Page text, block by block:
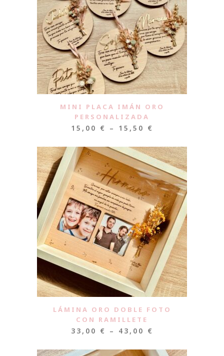
MINI PLACA IMÁN ORO
PERSONALIZADA
15,00 € – 15,50 €
LÁMINA ORO DOBLE FOTO
CON RAMILLETE
33,00 € – 43,00 €